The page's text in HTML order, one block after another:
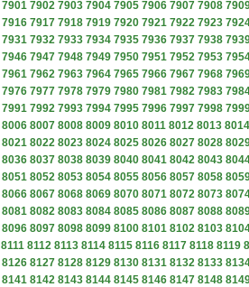
7901 7902 7903 7904 7905 7906 7907 7908
7916 7917 7918 7919 7920 7921 7922 7923
7931 7932 7933 7934 7935 7936 7937 7938
7946 7947 7948 7949 7950 7951 7952 7953
7961 7962 7963 7964 7965 7966 7967 7968
7976 7977 7978 7979 7980 7981 7982 7983
7991 7992 7993 7994 7995 7996 7997 7998
8006 8007 8008 8009 8010 8011 8012 8013 8014
8021 8022 8023 8024 8025 8026 8027 8028
8036 8037 8038 8039 8040 8041 8042 8043
8051 8052 8053 8054 8055 8056 8057 8058
8066 8067 8068 8069 8070 8071 8072 8073
8081 8082 8083 8084 8085 8086 8087 8088
8096 8097 8098 8099 8100 8101 8102 8103
8111 8112 8113 8114 8115 8116 8117 8118 8119
8126 8127 8128 8129 8130 8131 8132 8133
8141 8142 8143 8144 8145 8146 8147 8148